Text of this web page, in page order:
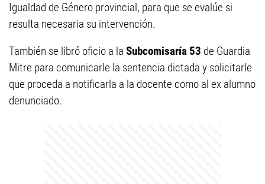
Igualdad de Género provincial, para que se evalúe si
resulta necesaria su intervención.
También se libró oficio a la Subcomisaría 53 de Guardia
Mitre para comunicarle la sentencia dictada y solicitarle
que proceda a notificarla a la docente como al ex alumno
denunciado.